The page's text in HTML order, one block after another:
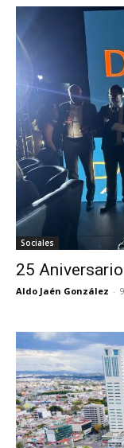
Sociales
25
Aldo Jaén González -